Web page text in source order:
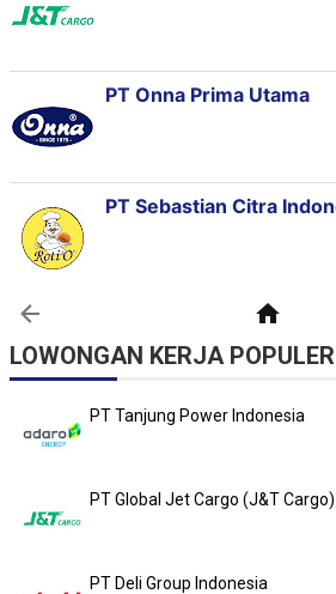
LOWONGAN KERJA POPULER
PT Tanjung Power Indonesia
PT Global Jet Cargo (J&T Cargo)
PT Deli Group Indonesia